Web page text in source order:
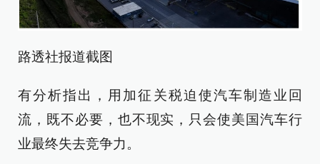
路透社报道截图
有分析指出，用加征关税迫使汽车制造业回
流，既不必要，也不现实，只会使美国汽车行
业最终失去竞争力。